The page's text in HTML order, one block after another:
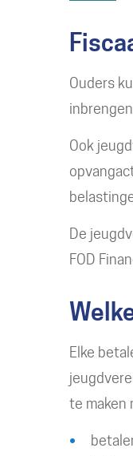
Ouders
Ook
De
FOD
Elke
te maken